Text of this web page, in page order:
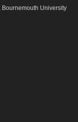
Bournemouth University